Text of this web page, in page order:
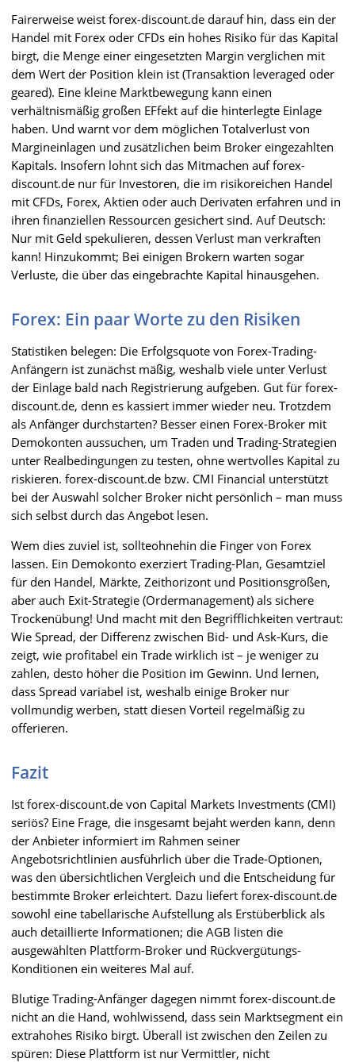
Fairerweise weist forex-discount.de darauf hin, dass ein der
Handel mit Forex oder CFDs ein hohes Risiko für das Kapital
birgt, die Menge einer eingesetzten Margin verglichen mit
dem Wert der Position klein ist (Transaktion leveraged oder
geared). Eine kleine Marktbewegung kann einen
verhältnismäßig großen EFfekt auf die hinterlegte Einlage
haben. Und warnt vor dem möglichen Totalverlust von
Margineinlagen und zusätzlichen beim Broker eingezahlten
Kapitals. Insofern lohnt sich das Mitmachen auf forex-
discount.de nur für Investoren, die im risikoreichen Handel
mit CFDs, Forex, Aktien oder auch Derivaten erfahren und in
ihren finanziellen Ressourcen gesichert sind. Auf Deutsch:
Nur mit Geld spekulieren, dessen Verlust man verkraften
kann! Hinzukommt; Bei einigen Brokern warten sogar
Verluste, die über das eingebrachte Kapital hinausgehen.
Forex: Ein paar Worte zu den Risiken
Statistiken belegen: Die Erfolgsquote von Forex-Trading-
Anfängern ist zunächst mäßig, weshalb viele unter Verlust
der Einlage bald nach Registrierung aufgeben. Gut für forex-
discount.de, denn es kassiert immer wieder neu. Trotzdem
als Anfänger durchstarten? Besser einen Forex-Broker mit
Demokonten aussuchen, um Traden und Trading-Strategien
unter Realbedingungen zu testen, ohne wertvolles Kapital zu
riskieren. forex-discount.de bzw. CMI Financial unterstützt
bei der Auswahl solcher Broker nicht persönlich – man muss
sich selbst durch das Angebot lesen.
Wem dies zuviel ist, sollteohnehin die Finger von Forex
lassen. Ein Demokonto exerziert Trading-Plan, Gesamtziel
für den Handel, Märkte, Zeithorizont und Positionsgrößen,
aber auch Exit-Strategie (Ordermanagement) als sichere
Trockenübung! Und macht mit den Begrifflichkeiten vertraut:
Wie Spread, der Differenz zwischen Bid- und Ask-Kurs, die
zeigt, wie profitabel ein Trade wirklich ist – je weniger zu
zahlen, desto höher die Position im Gewinn. Und lernen,
dass Spread variabel ist, weshalb einige Broker nur
vollmundig werben, statt diesen Vorteil regelmäßig zu
offerieren.
Fazit
Ist forex-discount.de von Capital Markets Investments (CMI)
seriös? Eine Frage, die insgesamt bejaht werden kann, denn
der Anbieter informiert im Rahmen seiner
Angebotsrichtlinien ausführlich über die Trade-Optionen,
was den übersichtlichen Vergleich und die Entscheidung für
bestimmte Broker erleichtert. Dazu liefert forex-discount.de
sowohl eine tabellarische Aufstellung als Erstüberblick als
auch detaillierte Informationen; die AGB listen die
ausgewählten Plattform-Broker und Rückvergütungs-
Konditionen ein weiteres Mal auf.
Blutige Trading-Anfänger dagegen nimmt forex-discount.de
nicht an die Hand, wohlwissend, dass sein Marktsegment ein
extrahohes Risiko birgt. Überall ist zwischen den Zeilen zu
spüren: Diese Plattform ist nur Vermittler, nicht